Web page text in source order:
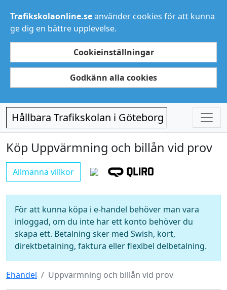
Trafikskolaonline.seanvänder cookies för att kunna
ge dig en bättre upplevelse.
Cookieinställningar
Godkänn alla cookies
Hållbara Trafikskolan i Göteborg
Köp Uppvärmning och billån vid prov
Allmänna villkor
För att kunna köpa i e-handel behöver man vara
inloggad, om du inte har ett konto behöver du
skapa ett. Betalning sker med Swish, kort,
direktbetalning, faktura eller flexibel delbetalning.
Ehandel Uppvärmning och billån vid prov